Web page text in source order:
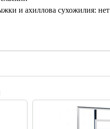
и ахиллова сухожилия: нет